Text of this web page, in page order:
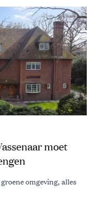
moet
omgeving, alles